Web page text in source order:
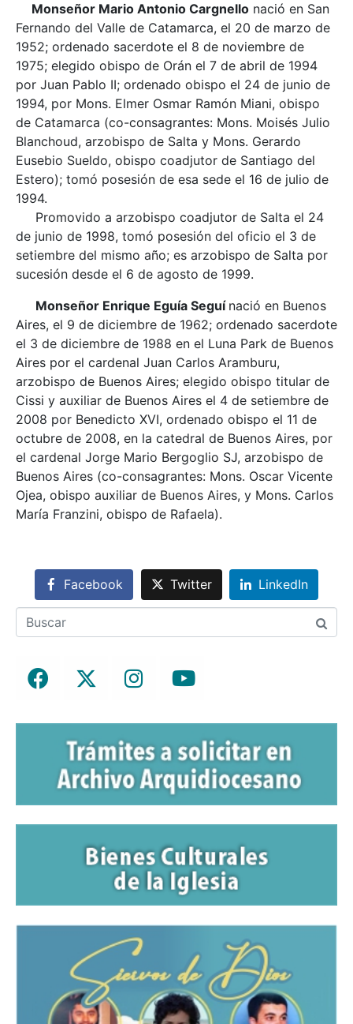
Monseñor Mario Antonio Cargnello nació en San
Fernando del Valle de Catamarca, el 20 de marzo de
1952; ordenado sacerdote el 8 de noviembre de
1975; elegido obispo de Orán el 7 de abril de 1994
por Juan Pablo II; ordenado obispo el 24 de junio de
1994, por Mons. Elmer Osmar Ramón Miani, obispo
de Catamarca (co-consagrantes: Mons. Moisés Julio
Blanchoud, arzobispo de Salta y Mons. Gerardo
Eusebio Sueldo, obispo coadjutor de Santiago del
Estero); tomó posesión de esa sede el 16 de julio de
1994.
Promovido a arzobispo coadjutor de Salta el 24
de junio de 1998, tomó posesión del oficio el 3 de
setiembre del mismo año; es arzobispo de Salta por
sucesión desde el 6 de agosto de 1999.
Monseñor Enrique Eguía Seguí nació en Buenos
Aires, el 9 de diciembre de 1962; ordenado sacerdote
el 3 de diciembre de 1988 en el Luna Park de Buenos
Aires por el cardenal Juan Carlos Aramburu,
arzobispo de Buenos Aires; elegido obispo titular de
Cissi y auxiliar de Buenos Aires el 4 de setiembre de
2008 por Benedicto XVI, ordenado obispo el 11 de
octubre de 2008, en la catedral de Buenos Aires, por
el cardenal Jorge Mario Bergoglio SJ, arzobispo de
Buenos Aires (co-consagrantes: Mons. Oscar Vicente
Ojea, obispo auxiliar de Buenos Aires, y Mons. Carlos
María Franzini, obispo de Rafaela).
Facebook Twitter LinkedIn